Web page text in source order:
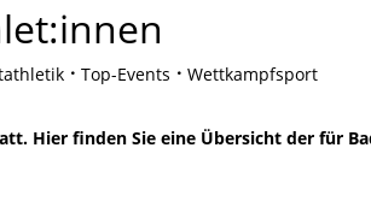
Top-Events Wettkampfsport
Hier finden Sie eine Übersicht der für